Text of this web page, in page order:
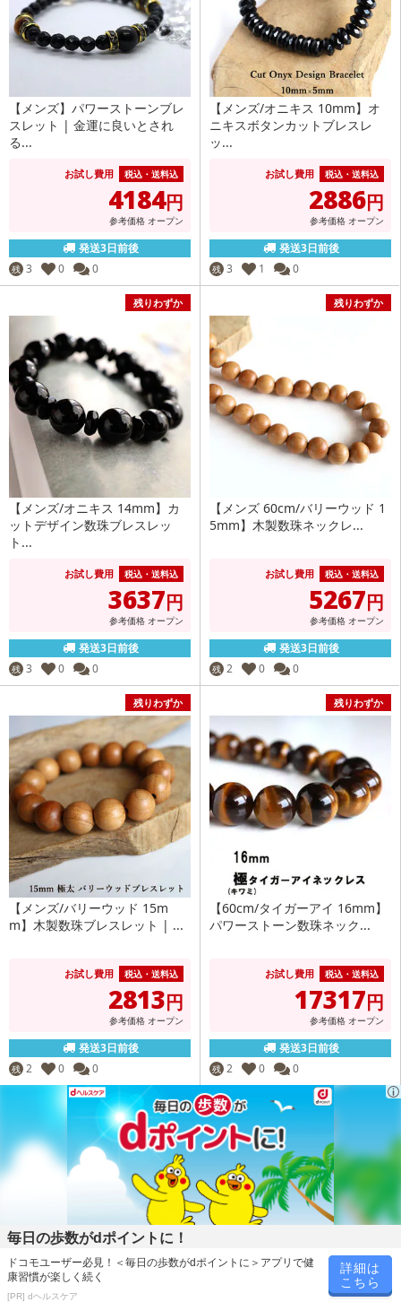
【メンズ】パワーストーンブレ
スレット | 金運に良いとされ
る...
お試し費用 税込・送料込
4184円
参考価格 オープン
発送3日前後
残 3 0 0
【メンズ/オニキス 10mm】オ
ニキスボタンカットブレスレ
ッ...
お試し費用 税込・送料込
2886円
参考価格 オープン
発送3日前後
残 3 1 0
残りわずか
【メンズ/オニキス 14mm】カ
ットデザイン数珠ブレスレッ
ト...
お試し費用 税込・送料込
3637円
参考価格 オープン
発送3日前後
残 3 0 0
残りわずか
【メンズ 60cm/バリーウッド 1
5mm】木製数珠ネックレ...
お試し費用 税込・送料込
5267円
参考価格 オープン
発送3日前後
残 2 0 0
残りわずか
【メンズ/バリーウッド 15m
m】木製数珠ブレスレット | ...
お試し費用 税込・送料込
2813円
参考価格 オープン
発送3日前後
残 2 0 0
残りわずか
【60cm/タイガーアイ 16mm】
パワーストーン数珠ネック...
お試し費用 税込・送料込
17317円
参考価格 オープン
発送3日前後
残 2 0 0
毎日の歩数がdポイントに！
ドコモユーザー必見！＜毎日の歩数がdポイントに＞アプリで健
康習慣が楽しく続く
[PR] dヘルスケア
詳細は
こちら